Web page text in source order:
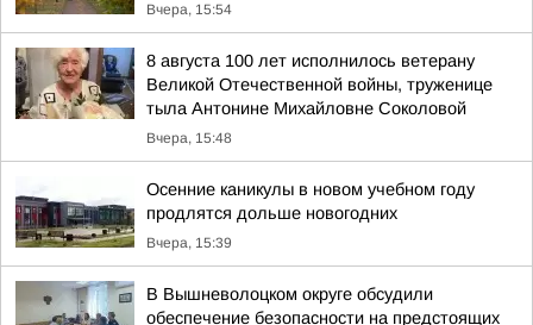
Вчера, 15:54
8 августа 100 лет исполнилось ветерану
Великой Отечественной войны, труженице
тыла Антонине Михайловне Соколовой
Вчера, 15:48
Осенние каникулы в новом учебном году
продлятся дольше новогодних
Вчера, 15:39
В Вышневолоцком округе обсудили
обеспечение безопасности на предстоящих